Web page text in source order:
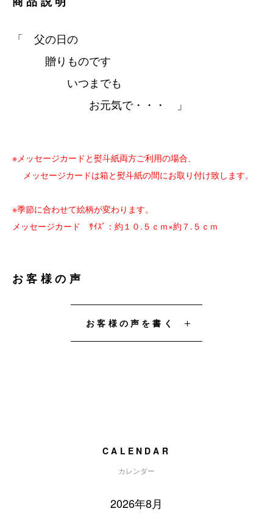
「 父の日の
贈りものです
いつまでも
お元気で・・・ 」
※メッセージカードと熨斗紙両方ご利用の場合、
メッセージカードは箱と熨斗紙の間にお取り付け致します。
※季節に合わせて絵柄が変わります。
メッセージカード ｻｲｽﾞ：約１０.５ｃｍ×約７.５ｃｍ
お客様の声
お客様の声を書く
CALENDAR
カレンダー
2026年8月